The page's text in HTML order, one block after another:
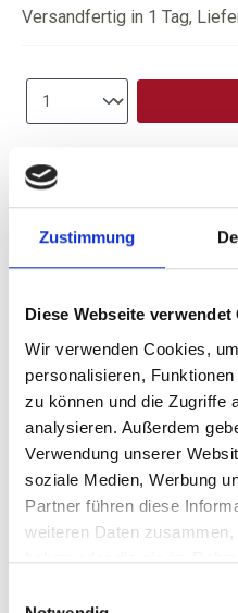
Zustimmung
Diese Webseite verwendet
Wir verwenden Cookies,
personalisieren,
zu können und die Zugriffe
analysieren. Außerdem
Verwendung unserer
soziale Medien, Werbung
Partner führen diese
weiteren Daten
haben oder die sie im
Herrlich komplexer,
ausdrucksvoller
frisch und gefällt mit
weist es zarte blumige
wirkt der Wein voll und
Spannung und
gibt sich rund, floral
Pfefferminze) und ist
Versandfertig in 1 Tag,
Produkt Anzahl:
Steckbrief